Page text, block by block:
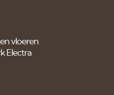
vloeren
Electra